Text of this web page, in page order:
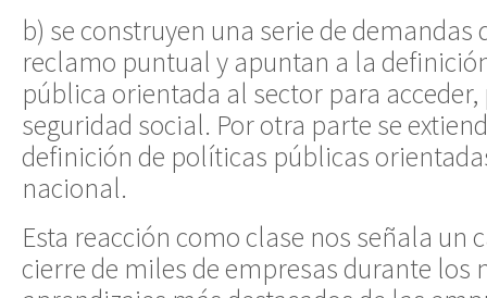
b) se construyen una serie de demandas
reclamo puntual y apuntan a la
pública orientada al sector para
seguridad social. Por otra parte se
definición de políticas públicas
nacional.
Esta reacción como clase nos señala un
cierre de miles de empresas durante los